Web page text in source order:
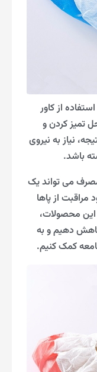
از کاور
تمیز کردن و
نیاز به نیروی
باشد.
مصرف می تواند یک
از پاها
این محصولات،
دهیم و به
کمک کنیم.